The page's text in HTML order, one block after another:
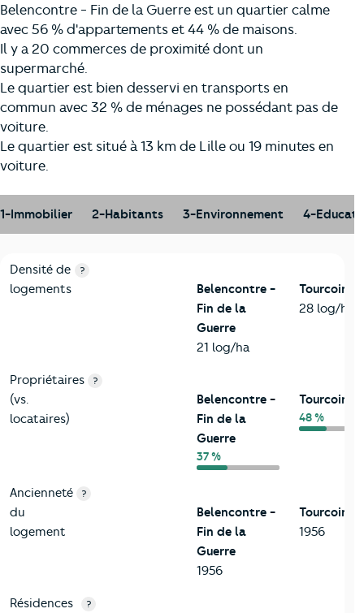
Belencontre - Fin de la Guerre est un quartier calme
avec 56 % d'appartements et 44 % de maisons.
Il y a 20 commerces de proximité dont un
supermarché.
Le quartier est bien desservi en transports en
commun avec 32 % de ménages ne possédant pas de
voiture.
Le quartier est situé à 13 km de Lille ou 19 minutes en
voiture.
1-Immobilier 2-Habitants 3-Environnement 4-
1-Immobilier
Critères Belencontre - Fin de la Guerre
Densité de
logements
?
Belencontre -
Fin de la
Guerre
21 log/ha
Tourcoing
28 log/ha
Propriétaires
(vs.
locataires)
?
Belencontre -
Fin de la
Guerre
37 %
Tourcoing
48 %
Ancienneté
du
logement
?
Belencontre -
Fin de la
Guerre
1956
Tourcoing
1956
Résidences
?